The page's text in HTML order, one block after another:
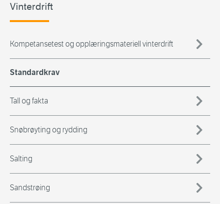
Vinterdrift
Kompetansetest og opplæringsmateriell vinterdrift
Standardkrav
Tall og fakta
Snøbrøyting og rydding
Salting
Sandstrøing